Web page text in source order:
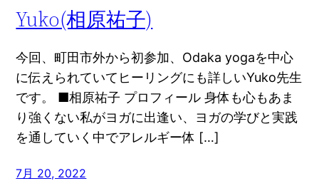
Yuko(相原祐子)
今回、町田市外から初参加、Odaka yogaを中心
に伝えられていてヒーリングにも詳しいYuko先生
です。 ■相原祐子 プロフィール 身体も心もあま
り強くない私がヨガに出逢い、ヨガの学びと実践
を通していく中でアレルギー体 […]
7月 20, 2022